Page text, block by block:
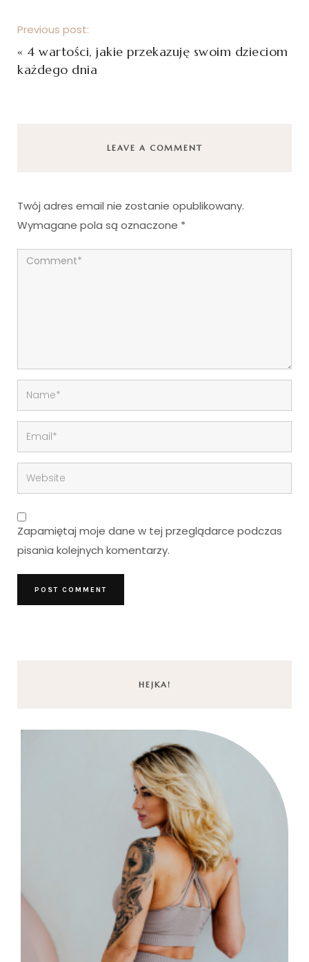
Previous post:
« 4 wartości, jakie przekazuję swoim dzieciom
każdego dnia
LEAVE A COMMENT
Twój adres email nie zostanie opublikowany.
Wymagane pola są oznaczone *
Zapamiętaj moje dane w tej przeglądarce podczas
pisania kolejnych komentarzy.
HEJKA!